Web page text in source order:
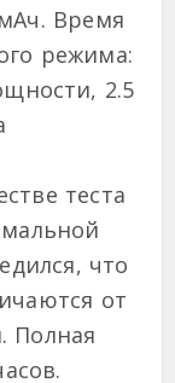
Время
режима:
2.5
теста
что
от
Полная